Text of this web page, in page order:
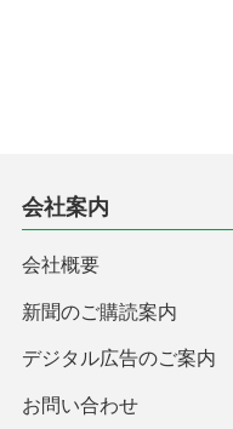
会社案内
会社概要
新聞のご購読案内
デジタル広告のご案内
お問い合わせ